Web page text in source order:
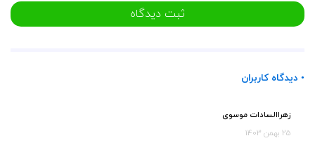
ثبت دیدگاه
• دیدگاه کاربران
زهراالسادات موسوی
25 بهمن 1403